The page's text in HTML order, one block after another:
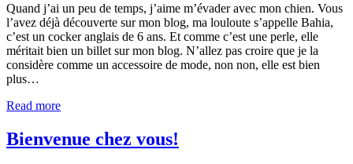
Quand j’ai un peu de temps, j’aime m’évader avec mon chien. Vous
l’avez déjà découverte sur mon blog, ma louloute s’appelle Bahia,
c’est un cocker anglais de 6 ans. Et comme c’est une perle, elle
méritait bien un billet sur mon blog. N’allez pas croire que je la
considère comme un accessoire de mode, non non, elle est bien
plus…
Read more
Bienvenue chez vous!